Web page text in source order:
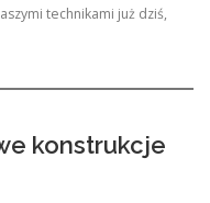
technikami już dziś,
konstrukcje